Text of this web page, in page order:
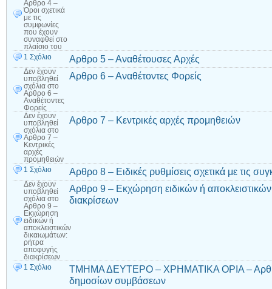
Αρθρο 4 –
Όροι σχετικά
με τις
συμφωνίες
που έχουν
συναφθεί στο
πλαίσιο του
1 Σχόλιο
Αρθρο 5 – Αναθέτουσες Αρχές
Δεν έχουν
υποβληθεί
σχόλια στο
Αρθρο 6 –
Αναθέτοντες
Φορείς
Αρθρο 6 – Αναθέτοντες Φορείς
Δεν έχουν
υποβληθεί
σχόλια στο
Αρθρο 7 –
Κεντρικές
αρχές
προμηθειών
Αρθρο 7 – Κεντρικές αρχές προμηθειών
1 Σχόλιο Αρθρο 8 – Ειδικές ρυθμίσεις σχετικά με τις
Δεν έχουν
υποβληθεί
σχόλια στο
Αρθρο 9 –
Εκχώρηση
ειδικών ή
αποκλειστικών
δικαιωμάτων:
ρήτρα
αποφυγής
διακρίσεων
Αρθρο 9 – Εκχώρηση ειδικών ή
διακρίσεων
1 Σχόλιο
ΤΜΗΜΑ ΔΕΥΤΕΡΟ – ΧΡΗΜΑΤΙΚΑ ΟΡΙΑ –
δημοσίων συμβάσεων